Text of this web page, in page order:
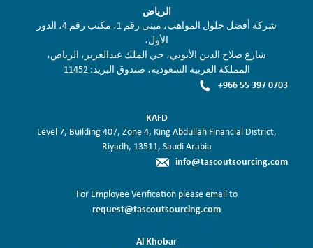
الرياض
شركة أفضل حلول المواهب، مبنى رقم 1، مكتب رقم 4، الدور
الأول،
شارع صلاح الدين الأيوبي، حي الملك عبدالعزيز، الرياض،
المملكة العربية السعودية، صندوق البريد: 11452
+966 55 397 0703
KAFD
Level 7, Building 407, Zone 4, King Abdullah Financial District,
Riyadh, 13511, Saudi Arabia
info@tascoutsourcing.com
For Employee Verification please email to
request@tascoutsourcing.com
Al Khobar